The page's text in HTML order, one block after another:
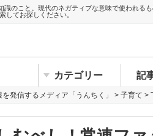
識のこと。現代のネガティブな意味で使われる
してお探しください。
カテゴリー 記
発信するメディア「うんちく」 > 子育て >